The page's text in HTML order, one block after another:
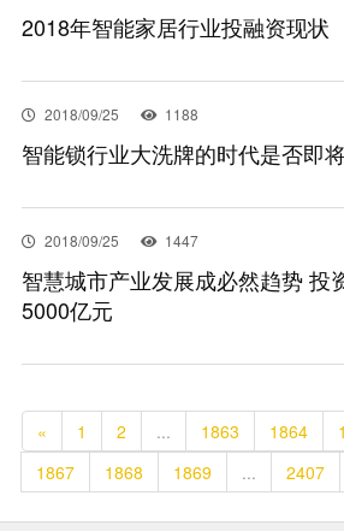
2018年智能家居行业投融资现状
2018/09/25 1188
智能锁行业大洗牌的时代是否即
2018/09/25 1447
智慧城市产业发展成必然趋势 投
5000亿元
« 1 2 ... 1863 1864
1867
1868 1869 ... 2407